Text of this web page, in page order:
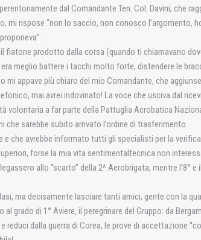
dal Comandante Ten. Col. Davini, che
rispose “non lo saccio, non conosco l’argomento,
prodotto dalla corsa (quando ti chiamavano
meglio battere i tacchi molto forte, distendere le
appave più chiaro del mio Comandante, che
mai avrei indovinato! La voce che usciva dal
a far parte della Pattuglia Acrobatica
che sarebbe subito arrivato l’ordine di trasferimento.
e che avrebbe informato tutti gli specialisti per la
forse la mia vita sentimentaltecnica non
allo “scarto” della 2^ Aerobrigata, mentre l’8°
ma decisamente lasciare tanti amici, gente con la
di 1° Aviere, il peregrinare del Gruppo: da
reduci dalla guerra di Corea, le prove di accettazione